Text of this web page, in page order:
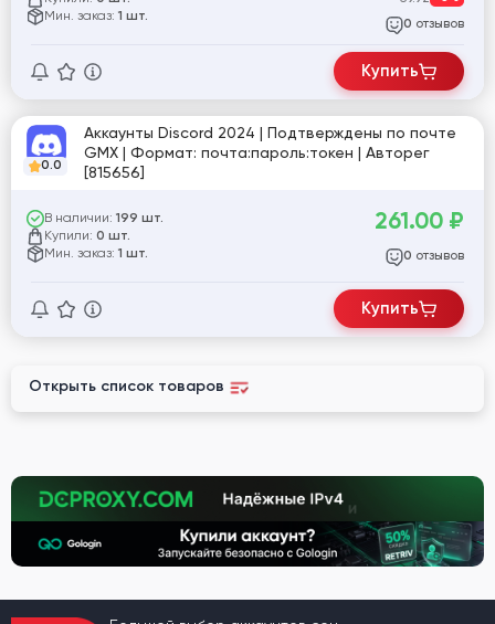
Мин. заказ: 1 шт.
0 отзывов
Купить
0.0
Аккаунты Discord 2024 | Подтверждены по почте
GMX | Формат: почта:пароль:токен | Авторег
[815656]
В наличии: 199 шт.
Купили: 0 шт.
Мин. заказ: 1 шт.
261.00 ₽
0 отзывов
Купить
Открыть список товаров